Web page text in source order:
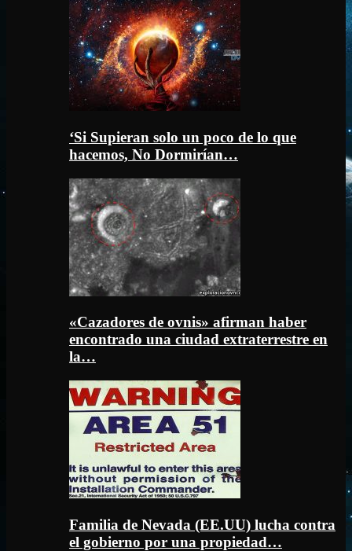
‘Si Supieran solo un poco de lo que
hacemos, No Dormirían…
«Cazadores de ovnis» afirman haber
encontrado una ciudad extraterrestre en
la…
Familia de Nevada (EE.UU) lucha contra
el gobierno por una propiedad…